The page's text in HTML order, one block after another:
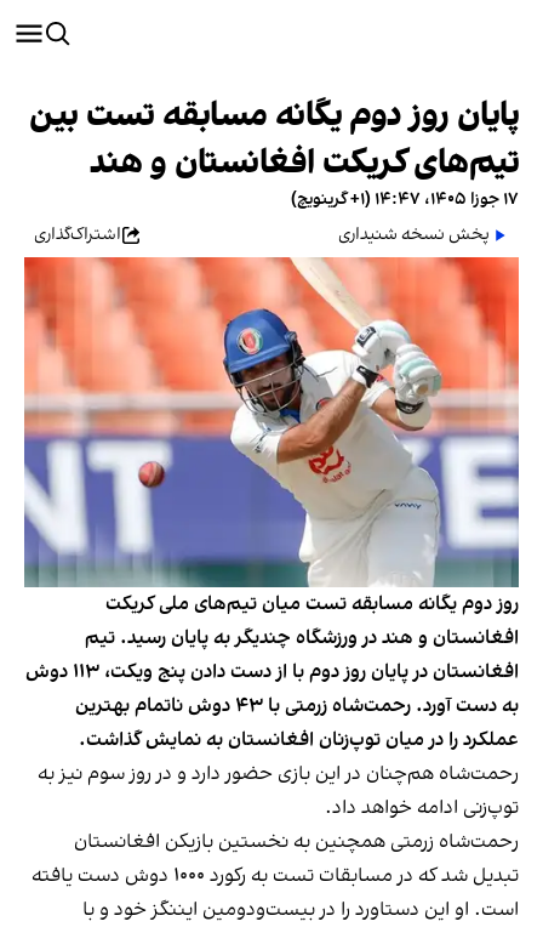
پایان روز دوم یگانه مسابقه تست بین
تیم‌های کریکت افغانستان و هند
۱۷ جوزا ۱۴۰۵، ۱۴:۴۷ (‎+۱ گرینویچ)
پخش نسخه شنیداری
اشتراک‌گذاری
روز دوم یگانه مسابقه تست میان تیم‌های ملی کریکت
افغانستان و هند در ورزشگاه چندیگر به پایان رسید. تیم
افغانستان در پایان روز دوم با از دست دادن پنج ویکت، ۱۱۳ دوش
به دست آورد. رحمت‌شاه زرمتی با ۴۳ دوش ناتمام بهترین
عملکرد را در میان توپ‌زنان افغانستان به نمایش گذاشت.
رحمت‌شاه هم‌چنان در این بازی حضور دارد و در روز سوم نیز به
توپ‌زنی ادامه خواهد داد.
رحمت‌شاه زرمتی همچنین به نخستین بازیکن افغانستان
تبدیل شد که در مسابقات تست به رکورد ۱۰۰۰ دوش دست یافته
است. او این دستاورد را در بیست‌ودومین ایننگز خود و با